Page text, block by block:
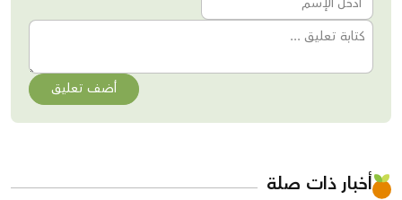
أضف تعليق
أخبار ذات صلة